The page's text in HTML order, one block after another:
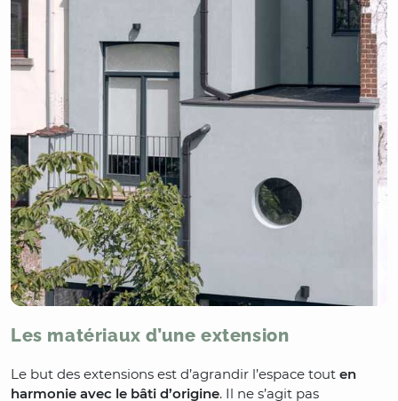
Les matériaux d’une extension
Le but des extensions est d’agrandir l’espace tout en
harmonie avec le bâti d’origine. Il ne s’agit pas